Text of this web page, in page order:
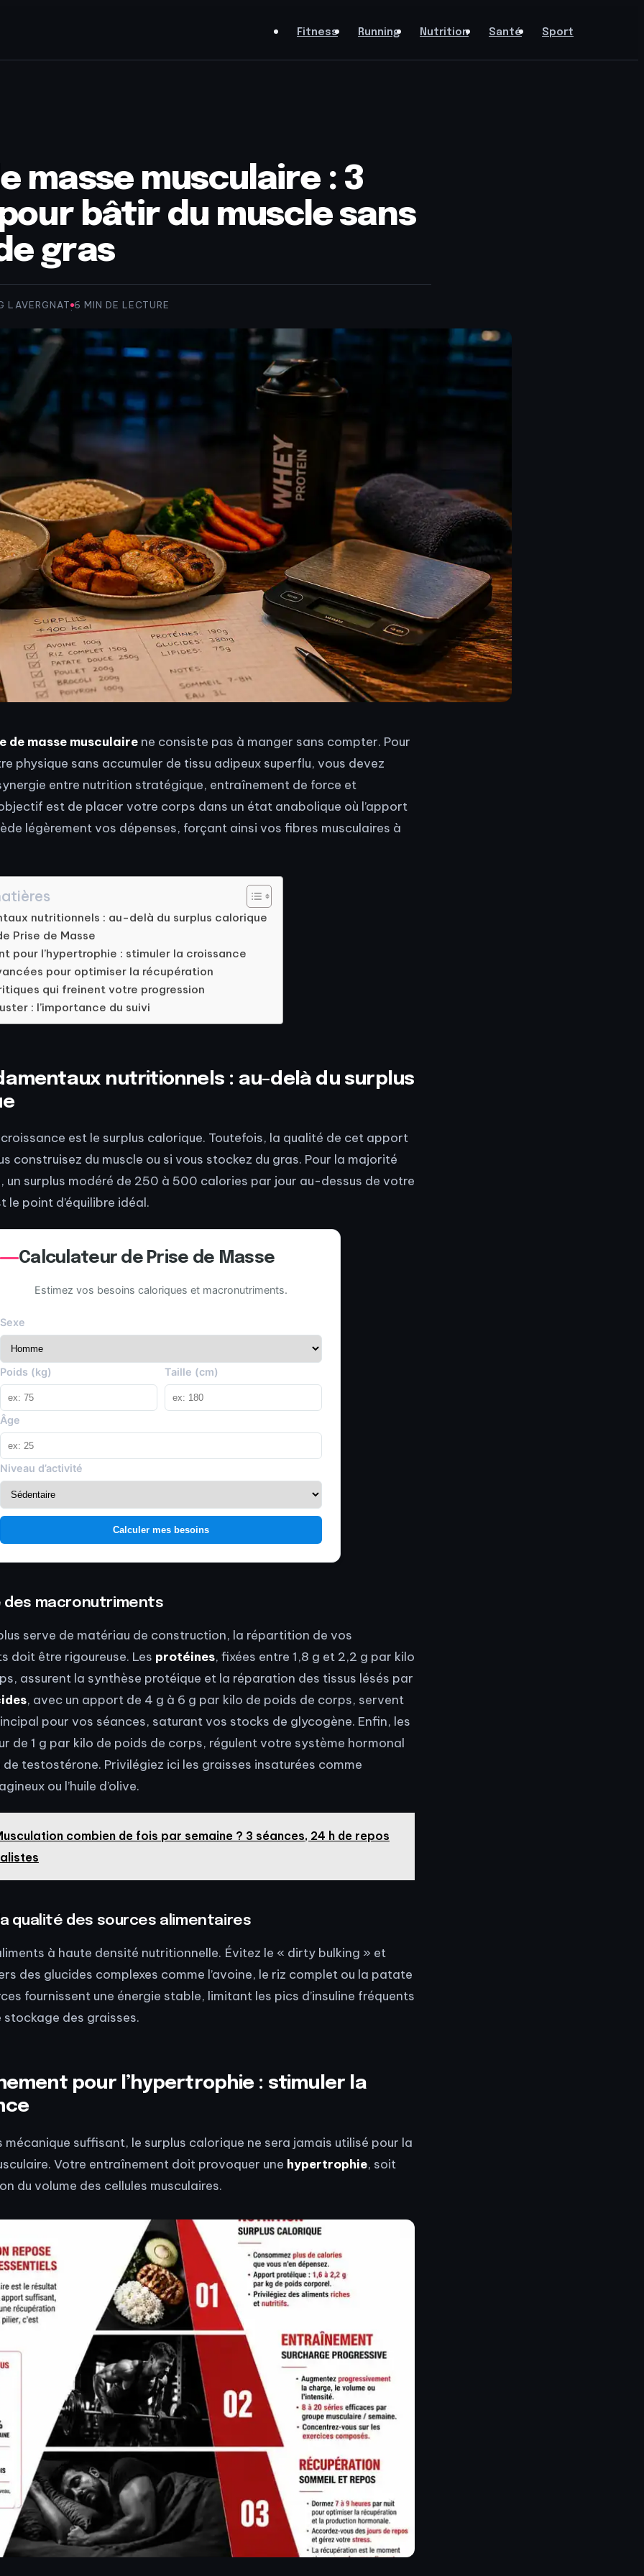
Fitness Running Nutrition Santé Sport
masse musculaire : 3
bâtir du muscle sans
gras
LAVERGNAT·6 MIN DE LECTURE
de masse musculaire ne consiste pas à manger sans compter. Pour
physique sans accumuler de tissu adipeux superflu, vous devez
entre nutrition stratégique, entraînement de force et
est de placer votre corps dans un état anabolique où l’apport
légèrement vos dépenses, forçant ainsi vos fibres musculaires à
nutritionnels : au-delà du surplus calorique
Prise de Masse
pour l’hypertrophie : stimuler la croissance
pour optimiser la récupération
qui freinent votre progression
: l’importance du suivi
nutritionnels : au-delà du surplus
est le surplus calorique. Toutefois, la qualité de cet apport
construisez du muscle ou si vous stockez du gras. Pour la majorité
un surplus modéré de 250 à 500 calories par jour au-dessus de votre
le point d’équilibre idéal.
Calculateur de Prise de Masse
Estimez vos besoins caloriques et macronutriments.
Sexe
Poids (kg) Taille (cm)
Âge
Niveau d’activité
Calculer mes besoins
des macronutriments
serve de matériau de construction, la répartition de vos
doit être rigoureuse. Les protéines, fixées entre 1,8 g et 2,2 g par kilo
assurent la synthèse protéique et la réparation des tissus lésés par
, avec un apport de 4 g à 6 g par kilo de poids de corps, servent
pour vos séances, saturant vos stocks de glycogène. Enfin, les
de 1 g par kilo de poids de corps, régulent votre système hormonal
testostérone. Privilégiez ici les graisses insaturées comme
ou l’huile d’olive.
combien de fois par semaine ? 3 séances, 24 h de repos
qualité des sources alimentaires
à haute densité nutritionnelle. Évitez le « dirty bulking » et
des glucides complexes comme l’avoine, le riz complet ou la patate
fournissent une énergie stable, limitant les pics d’insuline fréquents
des graisses.
pour l’hypertrophie : stimuler la
mécanique suffisant, le surplus calorique ne sera jamais utilisé pour la
Votre entraînement doit provoquer une hypertrophie, soit
du volume des cellules musculaires.